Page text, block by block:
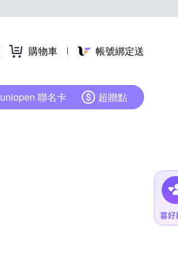
購物車 帳號綁定送
uniopen 聯名卡 超贈點